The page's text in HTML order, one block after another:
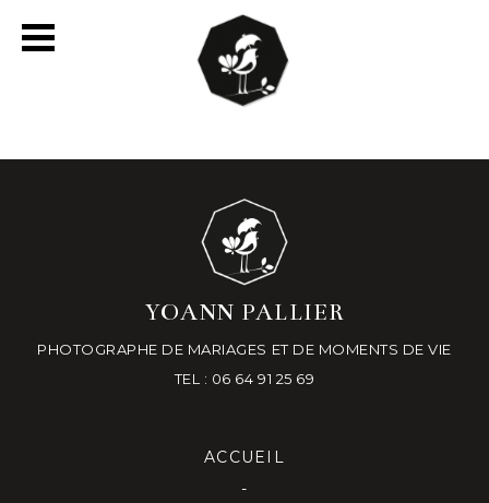
YOANN PALLIER
PHOTOGRAPHE DE MARIAGES ET DE MOMENTS DE VIE
TEL : 06 64 91 25 69
ACCUEIL
-